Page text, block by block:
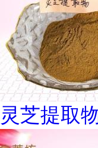
灵芝提取